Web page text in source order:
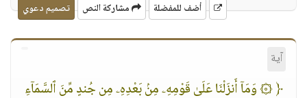
أضف للمفضلة مشاركة النص تصميم دعوي
آية
﴿ ۞ وَمَآ أَنزَلْنَا عَلَىٰ قَوْمِهِۦ مِنۢ بَعْدِهِۦ مِن جُندٍ مِّنَ ٱلسَّمَآءِ